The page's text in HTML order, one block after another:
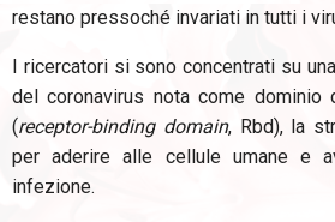
restano pressoché invariati in tutti i
I ricercatori si sono concentrati su
del coronavirus nota come dominio
(receptor-binding domain, Rbd), la
per aderire alle cellule umane e
infezione.